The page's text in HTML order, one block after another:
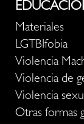
Materiales
LGTBIfobia
Violencia
Violencia de
Violencia
Otras formas